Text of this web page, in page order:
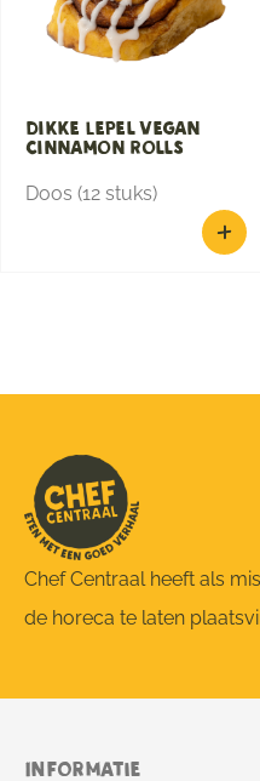
Dikke Lepel Vegan
Cinnamon Rolls
Doos (12 stuks)
Chef Centraal heeft als
de horeca te laten
Informatie